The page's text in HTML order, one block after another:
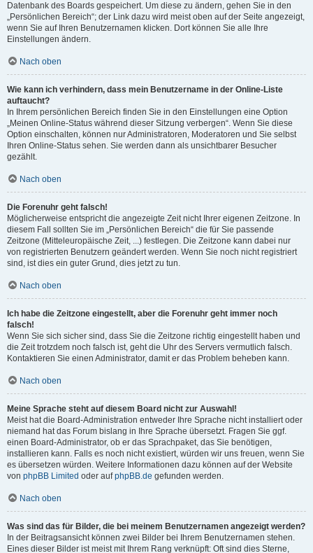
Datenbank des Boards gespeichert. Um diese zu ändern, gehen Sie in den
„Persönlichen Bereich“; der Link dazu wird meist oben auf der Seite angezeigt,
wenn Sie auf Ihren Benutzernamen klicken. Dort können Sie alle Ihre
Einstellungen ändern.
Nach oben
Wie kann ich verhindern, dass mein Benutzername in der Online-Liste
auftaucht?
In Ihrem persönlichen Bereich finden Sie in den Einstellungen eine Option
„Meinen Online-Status während dieser Sitzung verbergen“. Wenn Sie diese
Option einschalten, können nur Administratoren, Moderatoren und Sie selbst
Ihren Online-Status sehen. Sie werden dann als unsichtbarer Besucher
gezählt.
Nach oben
Die Forenuhr geht falsch!
Möglicherweise entspricht die angezeigte Zeit nicht Ihrer eigenen Zeitzone. In
diesem Fall sollten Sie im „Persönlichen Bereich“ die für Sie passende
Zeitzone (Mitteleuropäische Zeit, ...) festlegen. Die Zeitzone kann dabei nur
von registrierten Benutzern geändert werden. Wenn Sie noch nicht registriert
sind, ist dies ein guter Grund, dies jetzt zu tun.
Nach oben
Ich habe die Zeitzone eingestellt, aber die Forenuhr geht immer noch
falsch!
Wenn Sie sich sicher sind, dass Sie die Zeitzone richtig eingestellt haben und
die Zeit trotzdem noch falsch ist, geht die Uhr des Servers vermutlich falsch.
Kontaktieren Sie einen Administrator, damit er das Problem beheben kann.
Nach oben
Meine Sprache steht auf diesem Board nicht zur Auswahl!
Meist hat die Board-Administration entweder Ihre Sprache nicht installiert oder
niemand hat das Forum bislang in Ihre Sprache übersetzt. Fragen Sie ggf.
einen Board-Administrator, ob er das Sprachpaket, das Sie benötigen,
installieren kann. Falls es noch nicht existiert, würden wir uns freuen, wenn Sie
es übersetzen würden. Weitere Informationen dazu können auf der Website
von phpBB Limited oder aufphpBB.de gefunden werden.
Nach oben
Was sind das für Bilder, die bei meinem Benutzernamen angezeigt werden?
In der Beitragsansicht können zwei Bilder bei Ihrem Benutzernamen stehen.
Eines dieser Bilder ist meist mit Ihrem Rang verknüpft: Oft sind dies Sterne,